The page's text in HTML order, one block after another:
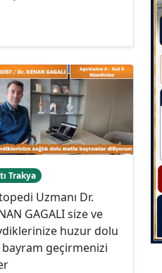
Trakya
Uzmanı Dr.
GAGALI size ve
huzur dolu
geçirmenizi